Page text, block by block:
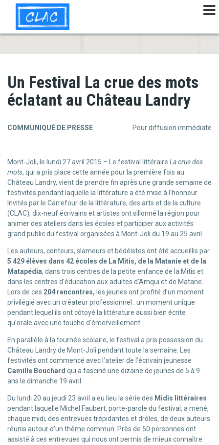
contenu
principal
Un Festival La crue des mots
éclatant au Château Landry
COMMUNIQUÉ DE PRESSE Pour diffusion immédiate
Mont-Joli, le lundi 27 avril 2015 – Le festival littéraire La crue des
mots, qui a pris place cette année pour la première fois au
Château Landry, vient de prendre fin après une grande semaine de
festivités pendant laquelle la littérature a été mise à l'honneur.
Invités par le Carrefour de la littérature, des arts et de la culture
(CLAC), dix-neuf écrivains et artistes ont sillonné la région pour
animer des ateliers dans les écoles et participer aux activités
grand public du festival organisées à Mont-Joli du 19 au 25 avril.
Les auteurs, conteurs, slameurs et bédéistes ont été accueillis par
5 429 élèves dans 42 écoles de La Mitis, de la Matanie et de la
Matapédia, dans trois centres de la petite enfance de la Mitis et
dans les centres d'éducation aux adultes d'Amqui et de Matane.
Lors de ces 204 rencontres, les jeunes ont profité d'un moment
privilégié avec un créateur professionnel : un moment unique
pendant lequel ils ont côtoyé la littérature aussi bien écrite
qu'orale avec une touche d'émerveillement.
En parallèle à la tournée scolaire, le festival a pris possession du
Château Landry de Mont-Joli pendant toute la semaine. Les
festivités ont commencé avec l'atelier de l'écrivain jeunesse
Camille Bouchard qui a fasciné une dizaine de jeunes de 5 à 9
ans le dimanche 19 avril.
Du lundi 20 au jeudi 23 avril a eu lieu la série des Midis littéraires
pendant laquelle Michel Faubert, porte-parole du festival, a mené,
chaque midi, des entrevues trépidantes et drôles, de deux auteurs
réunis autour d'un thème commun. Près de 50 personnes ont
assisté à ces entrevues qui nous ont permis de mieux connaître